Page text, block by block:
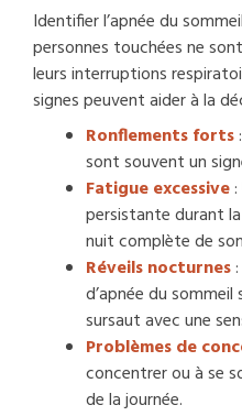
Identifier l’apnée du
personnes touchées ne
leurs interruptions
signes peuvent aider à la
Ronflements forts
sont souvent un
Fatigue excessive
persistante durant
nuit complète de
Réveils nocturnes
d’apnée du
sursaut avec une
Problèmes de
concentrer ou à se
de la journée.